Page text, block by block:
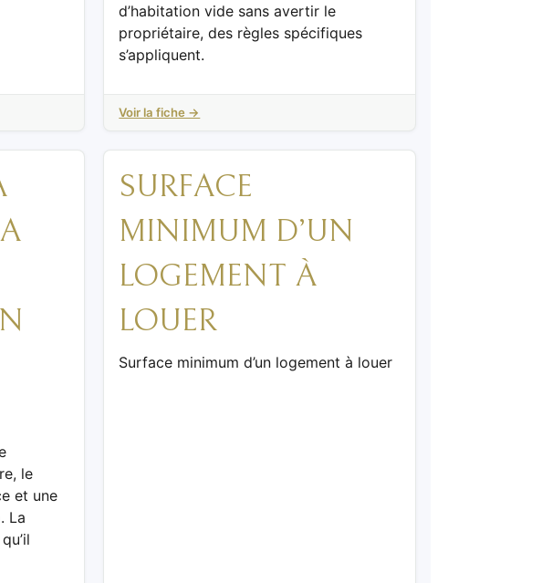
d’habitation vide sans avertir le
propriétaire, des règles spécifiques
s’appliquent.
Voir la fiche →
le
et une
La
SURFACE
MINIMUM D’UN
LOGEMENT À
LOUER
Surface minimum d’un logement à louer